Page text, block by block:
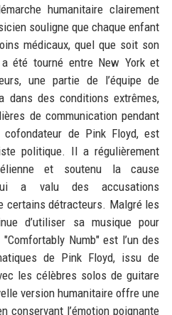
humanitaire clairement
souligne que chaque enfant
médicaux, quel que soit son
été tourné entre New York et
une partie de l’équipe de
dans des conditions extrêmes,
de communication pendant
cofondateur de Pink Floyd, est
politique. Il a régulièrement
et soutenu la cause
a valu des accusations
certains détracteurs. Malgré les
d’utiliser sa musique pour
Numb" est l’un des
de Pink Floyd, issu de
les célèbres solos de guitare
version humanitaire offre une
conservant l’émotion poignante